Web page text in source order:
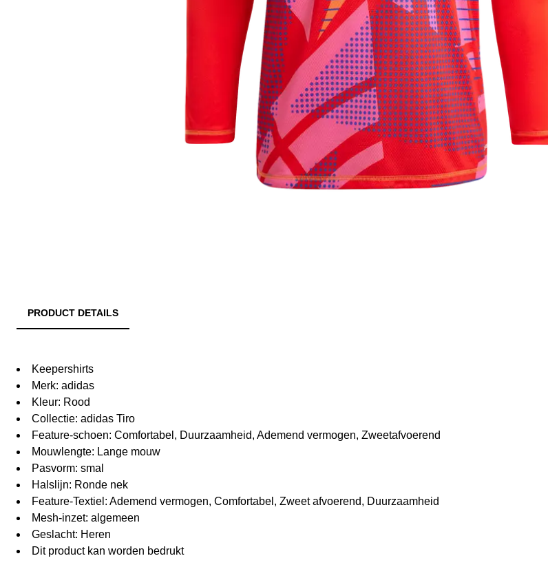
PRODUCT DETAILS
Keepershirts
Merk: adidas
Kleur: Rood
Collectie: adidas Tiro
Feature-schoen: Comfortabel, Duurzaamheid, Ademend vermogen, Zweetafvoerend
Mouwlengte: Lange mouw
Pasvorm: smal
Halslijn: Ronde nek
Feature-Textiel: Ademend vermogen, Comfortabel, Zweet afvoerend, Duurzaamheid
Mesh-inzet: algemeen
Geslacht: Heren
Dit product kan worden bedrukt